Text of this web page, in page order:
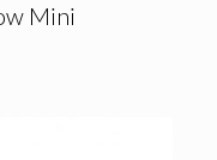
Mini